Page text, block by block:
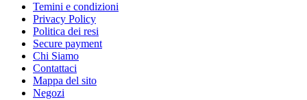
Temini e condizioni
Privacy Policy
Politica dei resi
Secure payment
Chi Siamo
Contattaci
Mappa del sito
Negozi